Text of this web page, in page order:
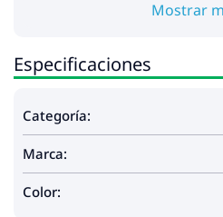
roto, rasgado o falta. Este
puede causar
daños al dispositivo y el
Mostrar
Especificaciones
Categoría:
Marca:
Color: